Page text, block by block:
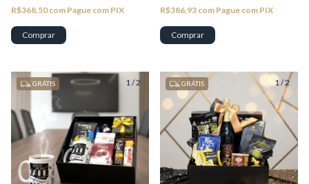
R$368,50com Pague com PIX R$386,93 com Pague com PIX
1/2
GRÁTIS 1/2
GRÁTIS